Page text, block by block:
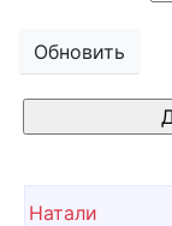
Обновить
Натали